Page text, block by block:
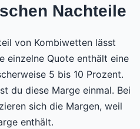
Nachteile
von Kombiwetten lässt
einzelne Quote enthält eine
5 bis 10 Prozent.
du diese Marge einmal. Bei
sich die Margen, weil
enthält.